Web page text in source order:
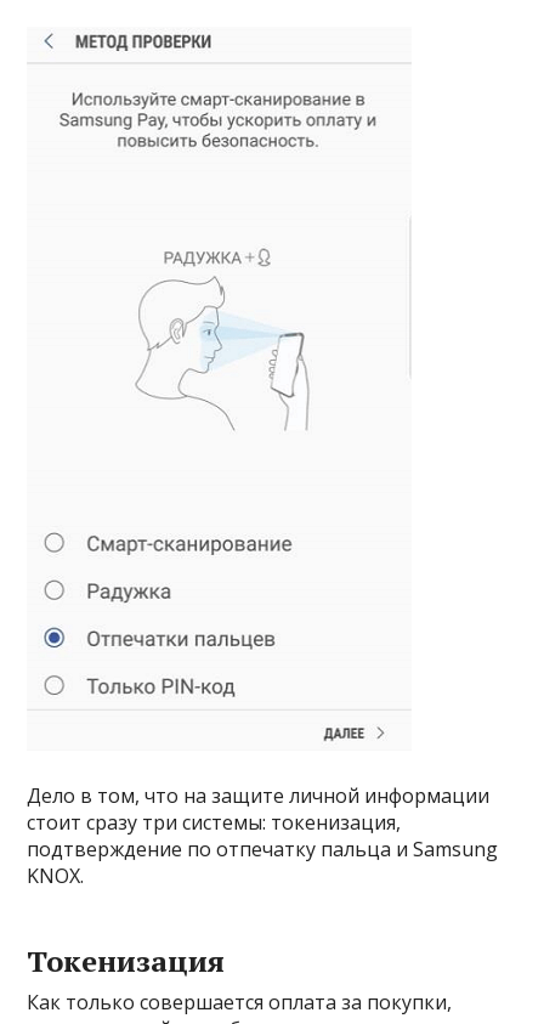
Дело в том, что на защите личной информации
стоит сразу три системы: токенизация,
подтверждение по отпечатку пальца и Samsung
KNOX.
Токенизация
Как только совершается оплата за покупки,